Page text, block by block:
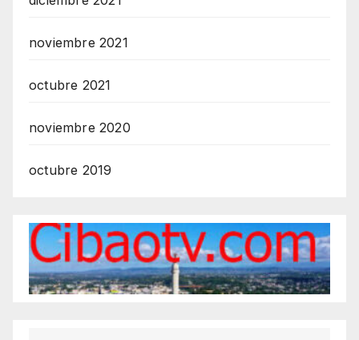
noviembre 2021
octubre 2021
noviembre 2020
octubre 2019